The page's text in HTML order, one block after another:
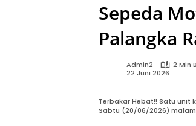
Sepeda
Palangka
Admin2
2 Min
22 Juni 2026
Terbakar Hebat!! Satu unit
Sabtu (20/06/2026)